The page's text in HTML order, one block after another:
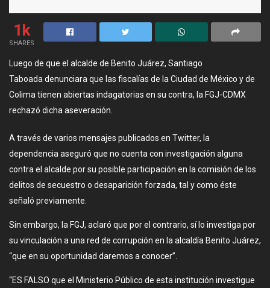
1k
SHARES
Luego de que el alcalde de Benito Juárez, Santiago
Taboada denunciara que las fiscalías de la Ciudad de México y de
Colima tienen abiertas indagatorias en su contra, la FGJ-CDMX
rechazó dicha aseveración.
A través de varios mensajes publicados en Twitter, la
dependencia aseguró que no cuenta con investigación alguna
contra el alcalde por su posible participación en la comisión de los
delitos de secuestro o desaparición forzada, tal y como éste
señaló previamente.
Sin embargo, la FGJ, aclaró que por el contrario, sí lo investiga por
su vinculación a una red de corrupción en la alcaldía Benito Juárez,
“que en su oportunidad daremos a conocer”.
“ES FALSO que el Ministerio Público de esta institución investigue